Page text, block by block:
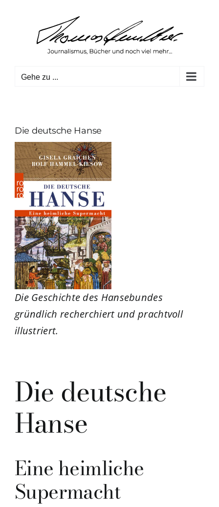
springen
Gehe zu ...
Die deutsche Hanse
Die Geschichte des Hansebundes
gründlich recherchiert und prachtvoll
illustriert.
Die deutsche
Hanse
Eine heimliche
Supermacht